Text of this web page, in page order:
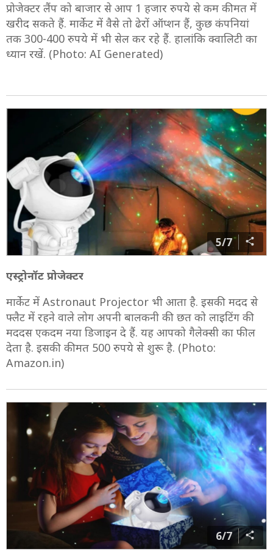
प्रोजेक्टर लैंप को बाजार से आप 1 हजार रुपये से कम कीमत में
खरीद सकते हैं. मार्केट में वैसे तो ढेरों ऑप्शन हैं, कुछ कंपनियां
तक 300-400 रुपये में भी सेल कर रहे हैं. हालांकि क्वालिटी का
ध्यान रखें. (Photo: AI Generated)
5/7
एस्ट्रोनॉट प्रोजेक्टर
मार्केट में Astronaut Projector भी आता है. इसकी मदद से
फ्लैट में रहने वाले लोग अपनी बालकनी की छत को लाइटिंग की
मददस एकदम नया डिजाइन दे हैं. यह आपको गैलेक्सी का फील
देता है. इसकी कीमत 500 रुपये से शुरू है. (Photo:
Amazon.in)
6/7